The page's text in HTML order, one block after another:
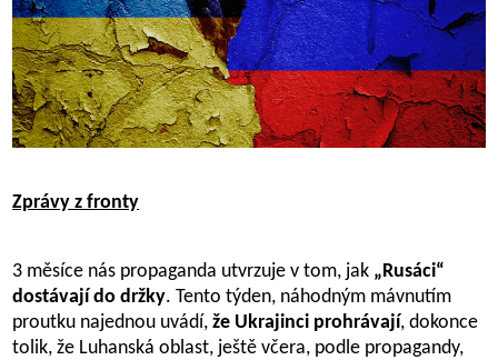
Zprávy z fronty
3 měsíce nás propaganda utvrzuje v tom, jak „Rusáci“
dostávají do držky. Tento týden, náhodným mávnutím
proutku najednou uvádí,že Ukrajinci prohrávají, dokonce
tolik, že Luhanská oblast, ještě včera, podle propagandy,